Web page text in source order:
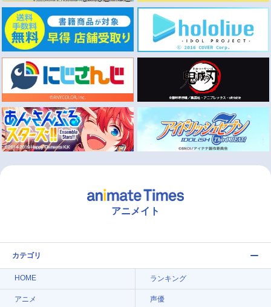
アニメイト
カテゴリ
HOME ランキング
アニメ 声優